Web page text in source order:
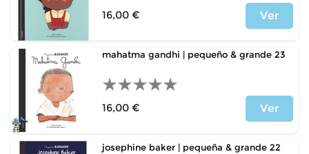
16,00 €
Ver
mahatma gandhi | pequeño & grande 23
16,00 €
Ver
josephine baker | pequeña & grande 22